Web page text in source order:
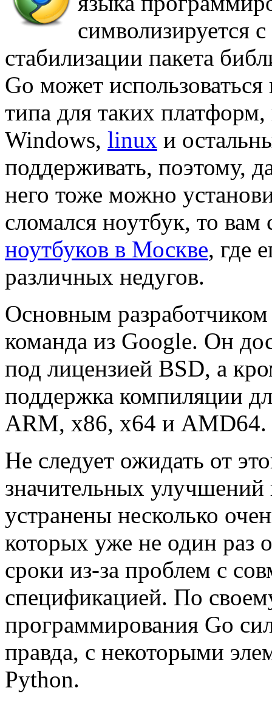
символизируется
стабилизации пакета
Go может использоваться
типа для таких
Windows, linux и
поддерживать, поэтому,
него тоже можно
сломался ноутбук, то
ноутбуков в Москве, где
различных недугов.
Основным разработчиком
команда из Google. Он
под лицензией BSD, а
поддержка компиляции
ARM, x86, x64 и AMD64.
Не следует ожидать от
значительных
устранены несколько
которых уже не один раз
сроки из-за проблем с
спецификацией. По
программирования Go
правда, с некоторыми
Python.